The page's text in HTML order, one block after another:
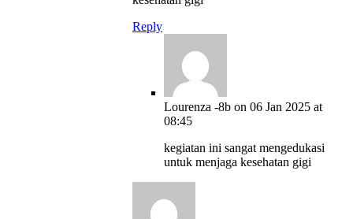
Reply
Lourenza -8b on 06 Jan 2025 at
08:45
kegiatan ini sangat mengedukasi
untuk menjaga kesehatan gigi